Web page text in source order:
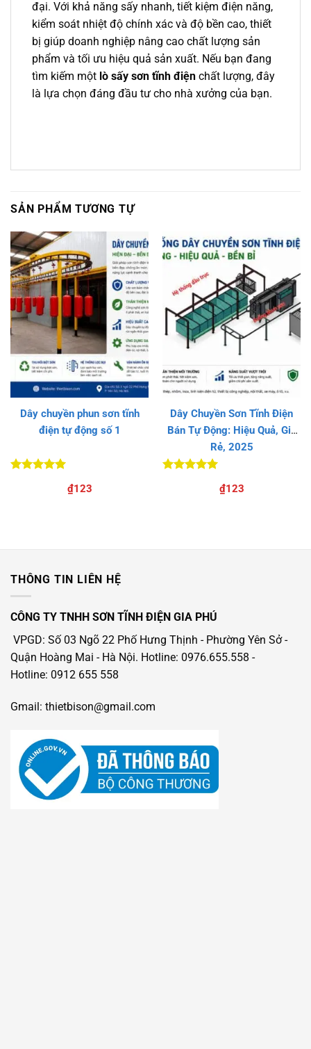
đại. Với khả năng sấy nhanh, tiết kiệm điện năng,
kiểm soát nhiệt độ chính xác và độ bền cao, thiết
bị giúp doanh nghiệp nâng cao chất lượng sản
phẩm và tối ưu hiệu quả sản xuất. Nếu bạn đang
tìm kiếm một lò sấy sơn tĩnh điện chất lượng, đây
là lựa chọn đáng đầu tư cho nhà xưởng của bạn.
SẢN PHẨM TƯƠNG TỰ
Dây chuyền phun sơn tĩnh
điện tự động số 1
₫123
Dây Chuyền Sơn Tĩnh Điện
Bán Tự Động: Hiệu Quả, Giá
Rẻ, 2025
₫123
THÔNG TIN LIÊN HỆ
CÔNG TY TNHH SƠN TĨNH ĐIỆN GIA PHÚ
VPGD: Số 03 Ngõ 22 Phố Hưng Thịnh - Phường Yên Sở -
Quận Hoàng Mai - Hà Nội. Hotline: 0976.655.558 -
Hotline: 0912 655 558
Gmail: thietbison@gmail.com